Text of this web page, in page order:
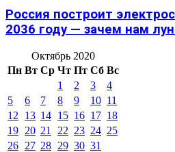
Россия построит
2036 году — зачем нам
Октябрь 2020
Пн Вт Ср Чт Пт Сб Вс
1
2 3
4
5
6 7 8 9 10 11
12
13 14 15 16 17 18
19 20 21 22 23 24 25
26 27 28 29 30 31